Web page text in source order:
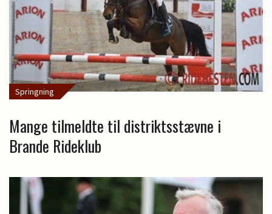
Springning
Mange tilmeldte til distriktsstævne i
Brande Rideklub